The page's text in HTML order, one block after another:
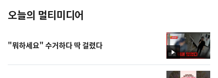
오늘의 멀티미디어
영
상
"뭐하세요" 수거하다 딱 걸렸다